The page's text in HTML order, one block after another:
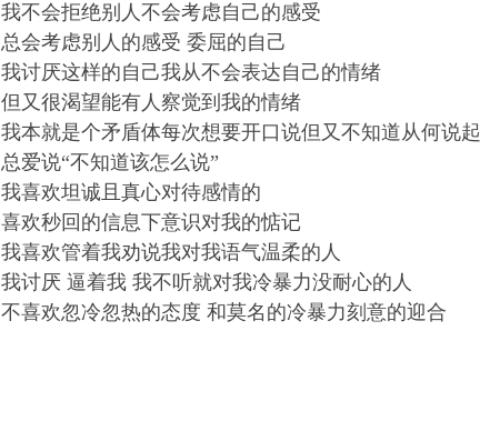
我不会拒绝别人不会考虑自己的感受
总会考虑别人的感受 委屈的自己
我讨厌这样的自己我从不会表达自己的情绪
但又很渴望能有人察觉到我的情绪
我本就是个矛盾体每次想要开口说但又不知道从何说起
总爱说“不知道该怎么说”
我喜欢坦诚且真心对待感情的
喜欢秒回的信息下意识对我的惦记
我喜欢管着我劝说我对我语气温柔的人
我讨厌 逼着我 我不听就对我冷暴力没耐心的人
不喜欢忽冷忽热的态度 和莫名的冷暴力刻意的迎合